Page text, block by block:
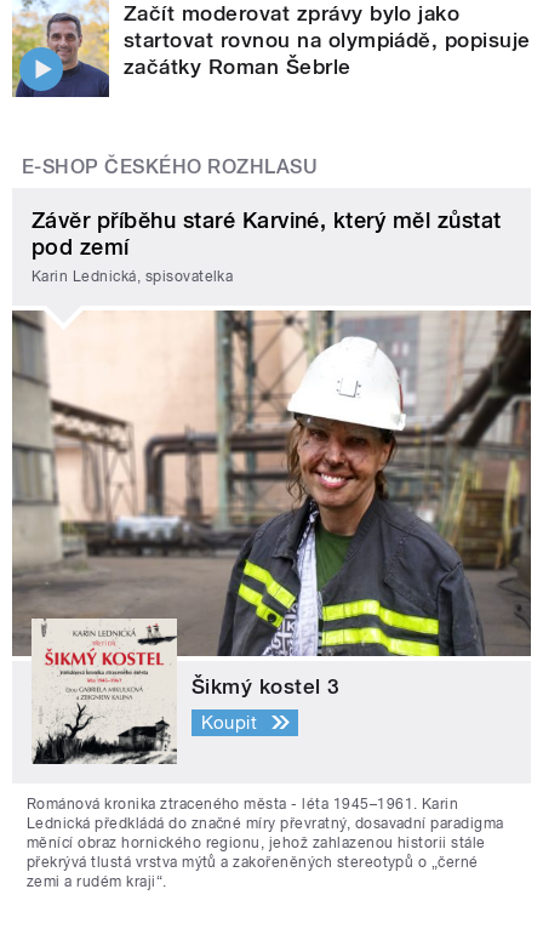
Začít moderovat zprávy bylo jako
startovat rovnou na olympiádě, popisuje
začátky Roman Šebrle
E-SHOP ČESKÉHO ROZHLASU
Závěr příběhu staré Karviné, který měl zůstat
pod zemí
Karin Lednická, spisovatelka
Šikmý kostel 3
Koupit
Románová kronika ztraceného města - léta 1945–1961. Karin
Lednická předkládá do značné míry převratný, dosavadní paradigma
měnící obraz hornického regionu, jehož zahlazenou historii stále
překrývá tlustá vrstva mýtů a zakořeněných stereotypů o „černé
zemi a rudém kraji“.